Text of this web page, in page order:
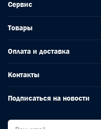
Сервис
Товары
Оплата и доставка
Контакты
Подписаться на новости